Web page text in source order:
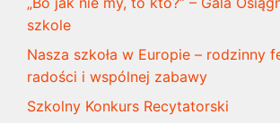
szkole
Nasza szkoła w Europie – rodzinny
radości i wspólnej zabawy
Szkolny Konkurs Recytatorski